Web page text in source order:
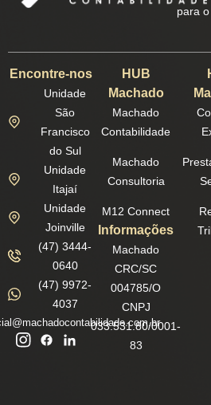
para
Encontre-nos
Unidade
São
Francisco
do Sul
Unidade
Itajaí
Unidade
Joinville
(47) 3444-
0640
(47) 9972-
4037
HUB
Machado
Machado
Contabilidade
Machado
Consultoria
M12 Connect
Informações
Machado
CRC/SC
004785/O
CNPJ
033.531.80/0001-
83